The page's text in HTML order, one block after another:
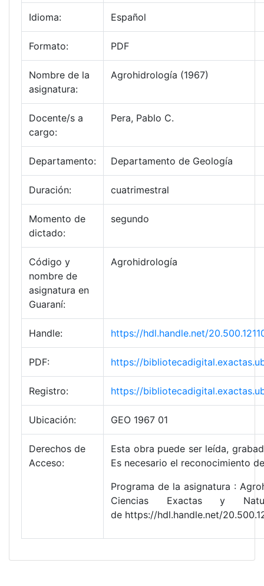
Idioma: Español
Formato: PDF
Nombre de la
asignatura:
Agrohidrología (1967)
Docente/s a
cargo:
Pera, Pablo C.
Departamento: Departamento de Geología
Duración: cuatrimestral
Momento de
dictado:
segundo
Código y
nombre de
asignatura en
Guaraní:
Agrohidrología
Handle: https://hdl.handle.net/
PDF: https://
Registro: https://
Ubicación: GEO 1967 01
Derechos de
Acceso:
Esta obra puede ser leída,
Es necesario el reconocimiento
Programa de la asignatura :
Ciencias Exactas y
de https://hdl.handle.net/